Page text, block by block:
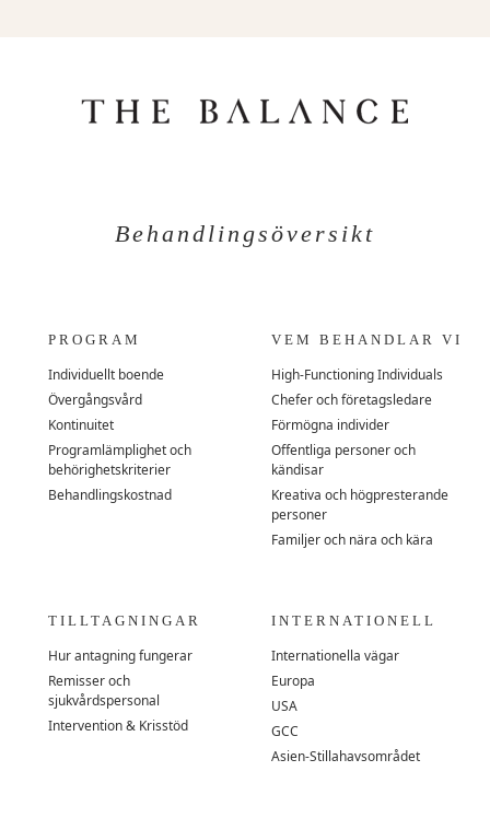
Behandlingsöversikt
PROGRAM
Individuellt boende
Övergångsvård
Kontinuitet
Programlämplighet och
behörighetskriterier
Behandlingskostnad
VEM BEHANDLAR VI
High-Functioning Individuals
Chefer och företagsledare
Förmögna individer
Offentliga personer och
kändisar
Kreativa och högpresterande
personer
Familjer och nära och kära
TILLTAGNINGAR
Hur antagning fungerar
Remisser och
sjukvårdspersonal
Intervention & Krisstöd
INTERNATIONELL
Internationella vägar
Europa
USA
GCC
Asien-Stillahavsområdet